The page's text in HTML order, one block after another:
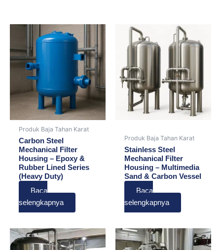
Produk Baja Tahan Karat
Carbon Steel
Mechanical Filter
Housing – Epoxy &
Rubber Lined Series
(Heavy Duty)
Baca
selengkapnya
Produk Baja Tahan Karat
Stainless Steel
Mechanical Filter
Housing – Multimedia
Sand & Carbon Vessel
Baca
selengkapnya